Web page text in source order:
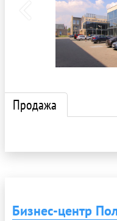
Продажа
Бизнес-центр